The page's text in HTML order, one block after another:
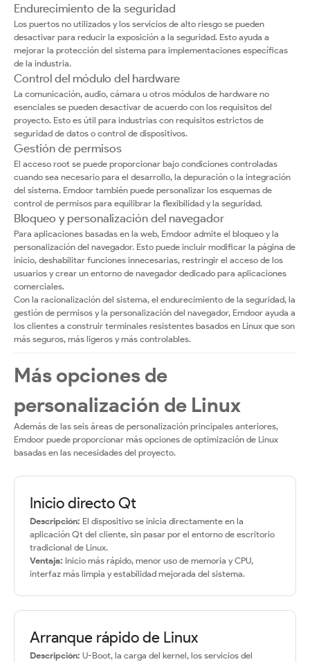
Endurecimiento de la seguridad
Los puertos no utilizados y los servicios de alto riesgo se pueden
desactivar para reducir la exposición a la seguridad. Esto ayuda a
mejorar la protección del sistema para implementaciones específicas
de la industria.
Control del módulo del hardware
La comunicación, audio, cámara u otros módulos de hardware no
esenciales se pueden desactivar de acuerdo con los requisitos del
proyecto. Esto es útil para industrias con requisitos estrictos de
seguridad de datos o control de dispositivos.
Gestión de permisos
El acceso root se puede proporcionar bajo condiciones controladas
cuando sea necesario para el desarrollo, la depuración o la integración
del sistema. Emdoor también puede personalizar los esquemas de
control de permisos para equilibrar la flexibilidad y la seguridad.
Bloqueo y personalización del navegador
Para aplicaciones basadas en la web, Emdoor admite el bloqueo y la
personalización del navegador. Esto puede incluir modificar la página de
inicio, deshabilitar funciones innecesarias, restringir el acceso de los
usuarios y crear un entorno de navegador dedicado para aplicaciones
comerciales.
Con la racionalización del sistema, el endurecimiento de la seguridad, la
gestión de permisos y la personalización del navegador, Emdoor ayuda a
los clientes a construir terminales resistentes basados en Linux que son
más seguros, más ligeros y más controlables.
Más opciones de
personalización de Linux
Además de las seis áreas de personalización principales anteriores,
Emdoor puede proporcionar más opciones de optimización de Linux
basadas en las necesidades del proyecto.
Inicio directo Qt
Descripción: El dispositivo se inicia directamente en la
aplicación Qt del cliente, sin pasar por el entorno de escritorio
tradicional de Linux.
Ventaja: Inicio más rápido, menor uso de memoria y CPU,
interfaz más limpia y estabilidad mejorada del sistema.
Arranque rápido de Linux
Descripción: U-Boot, la carga del kernel, los servicios del